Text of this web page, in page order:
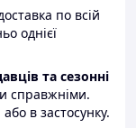
по всій
однієї
та сезонні
справжніми.
в застосунку.